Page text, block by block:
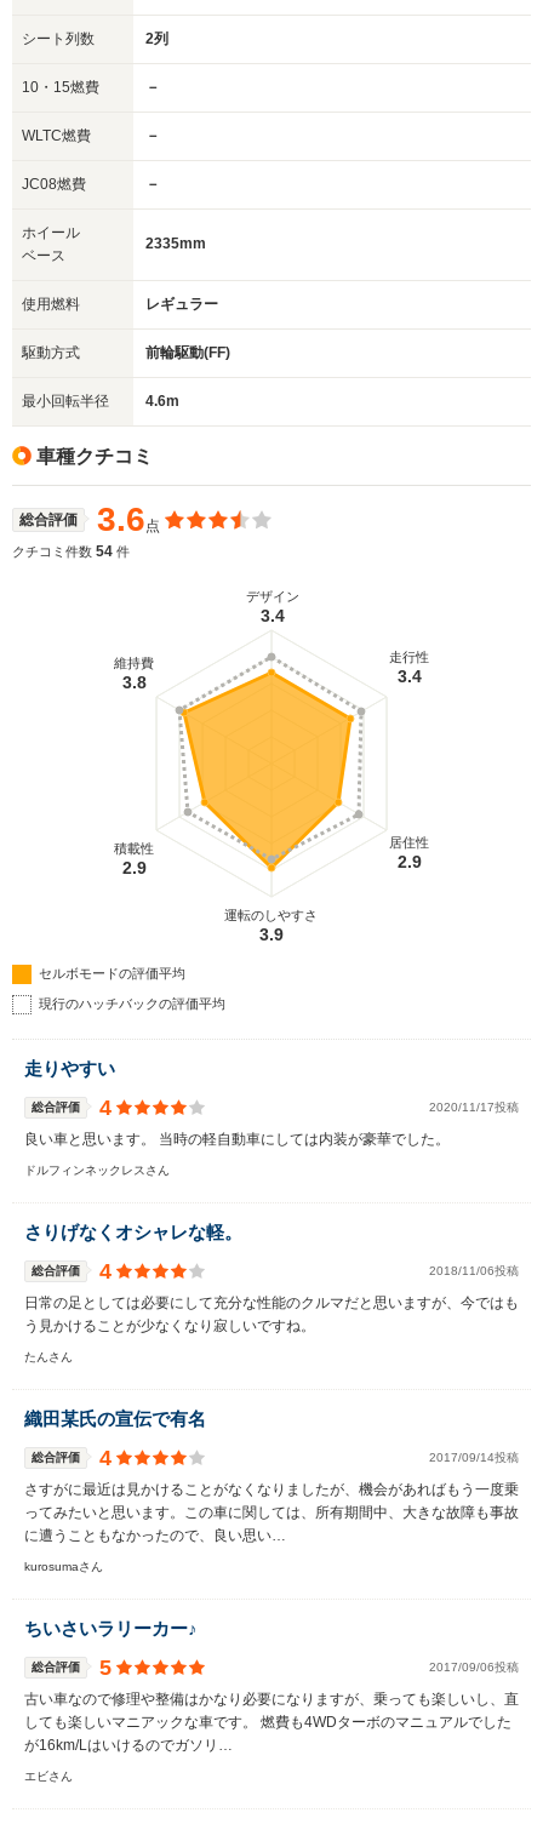
シート列数 2列
10・15燃費 －
WLTC燃費 －
JC08燃費 －
ホイール
ベース
2335mm
使用燃料 レギュラー
駆動方式 前輪駆動(FF)
最小回転半径 4.6m
車種クチコミ
総合評価 3.6点
クチコミ件数 54 件
デザイン
3.4
走行性
3.4
居住性
2.9
運転のしやすさ
3.9
積載性
2.9
維持費
3.8
セルボモードの評価平均
現行のハッチバックの評価平均
走りやすい
総合評価 4 2020/11/17投稿
良い車と思います。 当時の軽自動車にしては内装が豪華でした。
ドルフィンネックレスさん
さりげなくオシャレな軽。
総合評価 4 2018/11/06投稿
日常の足としては必要にして充分な性能のクルマだと思いますが、今ではも
う見かけることが少なくなり寂しいですね。
たんさん
織田某氏の宣伝で有名
総合評価 4 2017/09/14投稿
さすがに最近は見かけることがなくなりましたが、機会があればもう一度乗
ってみたいと思います。この車に関しては、所有期間中、大きな故障も事故
に遭うこともなかったので、良い思い…
kurosumaさん
ちいさいラリーカー♪
総合評価 5 2017/09/06投稿
古い車なので修理や整備はかなり必要になりますが、乗っても楽しいし、直
しても楽しいマニアックな車です。 燃費も4WDターボのマニュアルでした
が16km/Lはいけるのでガソリ…
エビさん